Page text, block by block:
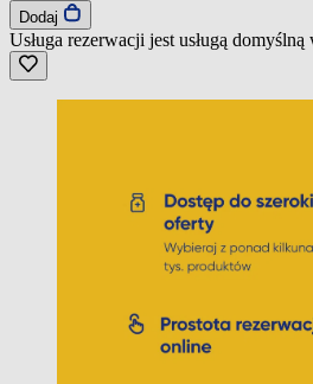
Dodaj
Usługa rezerwacji jest usługą domyślną